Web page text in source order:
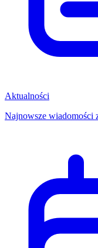
Aktualności
Najnowsze wiadomości